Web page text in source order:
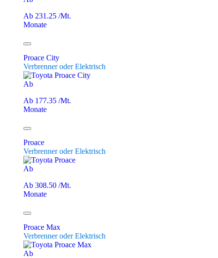
Ab 231.25 /Mt.
Monate
Proace City
Verbrenner oder Elektrisch
Ab
Ab 177.35 /Mt.
Monate
Proace
Verbrenner oder Elektrisch
Ab
Ab 308.50 /Mt.
Monate
Proace Max
Verbrenner oder Elektrisch
Ab